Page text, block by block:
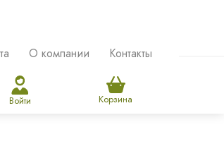
О компании Контакты
Войти Корзина